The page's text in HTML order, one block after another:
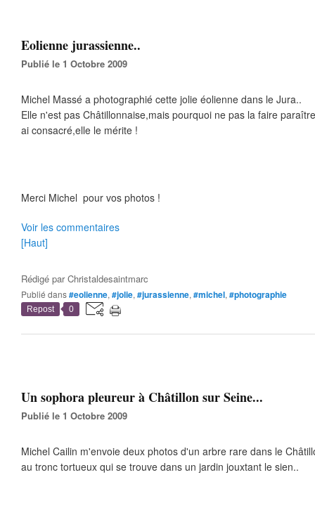
Eolienne jurassienne..
Publié le 1 Octobre 2009
Michel Massé a photographié cette jolie éolienne dans le Jura..
Elle n'est pas Châtillonnaise,mais pourquoi ne pas la faire
ai consacré,elle le mérite !
Merci Michel pour vos photos !
Voir les commentaires
[Haut]
Rédigé parChristaldesaintmarc
Publié dans#eolienne, #jolie, #jurassienne, #michel, #photographie
Repost 0
Un sophora pleureur à Châtillon sur Seine...
Publié le 1 Octobre 2009
Michel Cailin m'envoie deux photos d'un arbre rare dans le
au tronc tortueux qui se trouve dans un jardin jouxtant le sien..